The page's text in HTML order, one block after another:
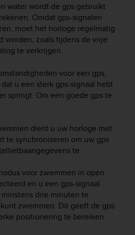
water wordt de gps gebruikt
Omdat gps-signalen
moet het horloge regelmatig
worden, zoals tijdens de vrije
te verkrijgen.
voor een gps,
u een sterk gps-signaal hebt
springt. Om een goede gps te
dient u uw horloge met
te synchroniseren om uw gps
te
voor zwemmen in open
en u een gps-signaal
drie minuten te
zwemmen. Dit geeft de gps
positionering te bereiken.